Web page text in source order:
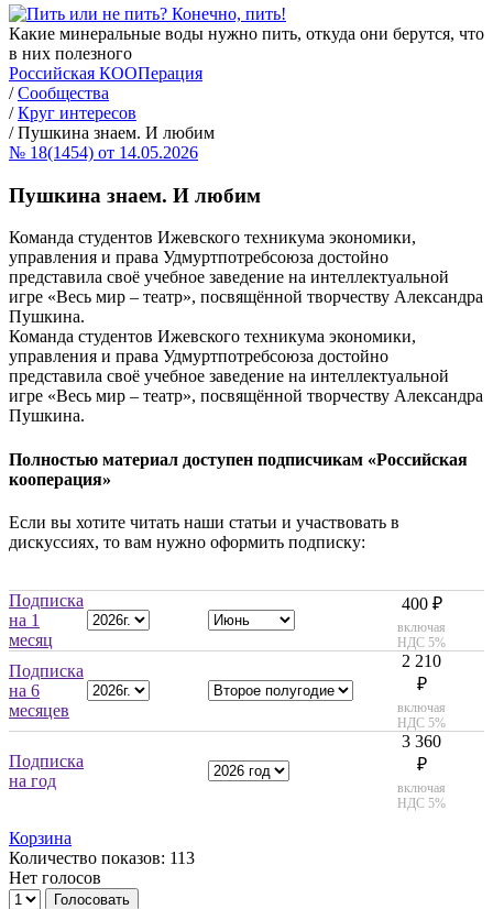
Какие минеральные воды нужно пить, откуда они берутся, что
в них полезного
Российская КООПерация
/ Сообщества
/ Круг интересов
/ Пушкина знаем. И любим
№ 18(1454) от 14.05.2026
Пушкина знаем. И любим
Команда студентов Ижевского техникума экономики,
управления и права Удмуртпотребсоюза достойно
представила своё учебное заведение на интеллектуальной
игре «Весь мир – театр», посвящённой творчеству Александра
Пушкина.
Команда студентов Ижевского техникума экономики,
управления и права Удмуртпотребсоюза достойно
представила своё учебное заведение на интеллектуальной
игре «Весь мир – театр», посвящённой творчеству Александра
Пушкина.
Полностью материал доступен подписчикам «Российская
кооперация»
Если вы хотите читать наши статьи и участвовать в
дискуссиях, то вам нужно оформить подписку:
Подписка
на 1
месяц
400 ₽
включая
НДС 5%
Подписка
на 6
месяцев
2 210
₽
включая
НДС 5%
Подписка
на год
3 360
₽
включая
НДС 5%
Корзина
Количество показов: 113
Нет голосов
Голосовать